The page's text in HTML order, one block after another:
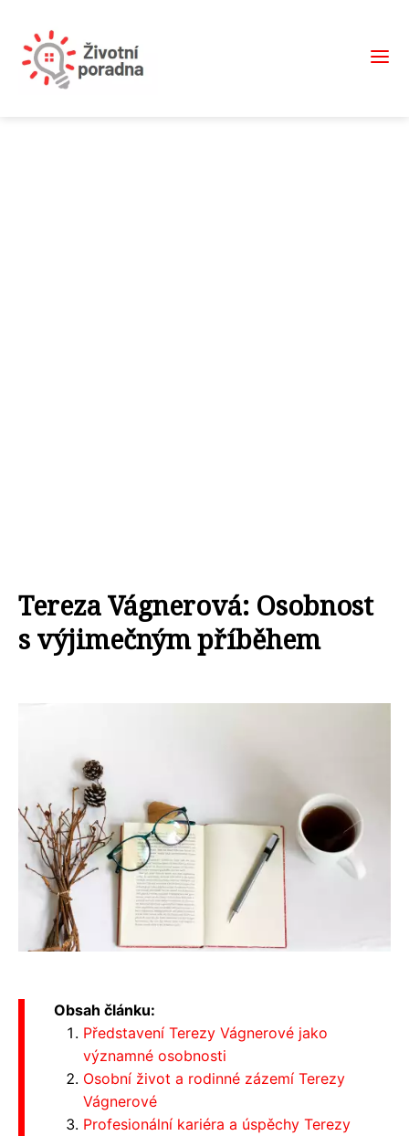
Tereza Vágnerová: Osobnost
s výjimečným příběhem
Obsah článku:
Představení Terezy Vágnerové jako
významné osobnosti
Osobní život a rodinné zázemí Terezy
Vágnerové
Profesionální kariéra a úspěchy Terezy